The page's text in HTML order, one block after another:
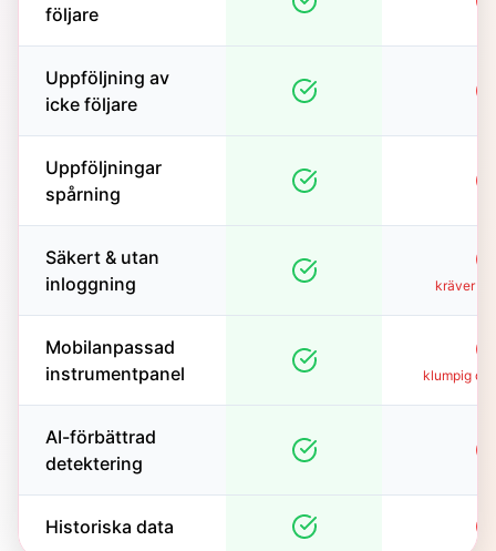
följare
Uppföljning av
icke följare
Uppföljningar
spårning
Säkert & utan
inloggning
kräver
Mobilanpassad
instrumentpanel
klumpig
AI-förbättrad
detektering
Historiska data